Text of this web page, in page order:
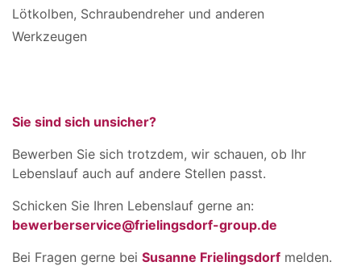
Lötkolben, Schraubendreher und anderen
Werkzeugen
Sie sind sich unsicher?
Bewerben Sie sich trotzdem, wir schauen, ob Ihr
Lebenslauf auch auf andere Stellen passt.
Schicken Sie Ihren Lebenslauf gerne an:
bewerberservice@frielingsdorf-group.de
Bei Fragen gerne bei Susanne Frielingsdorf melden.